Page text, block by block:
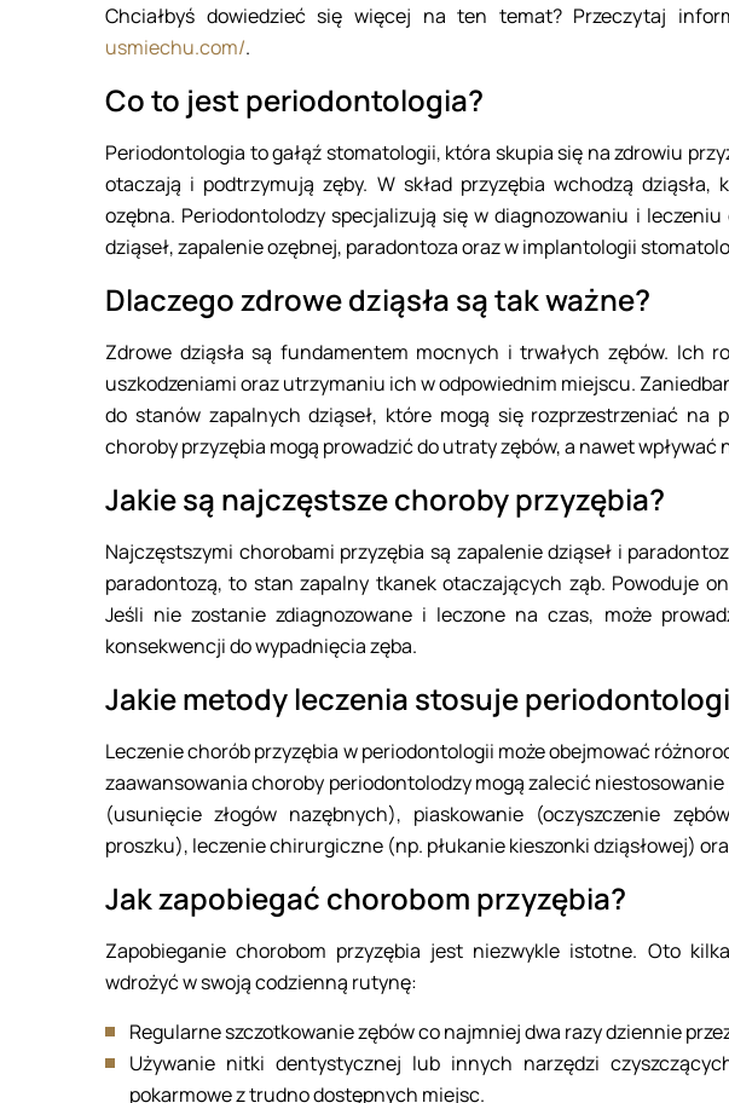
Chciałbyś dowiedzieć się więcej na ten temat? Przeczytaj
usmiechu.com/.
Co to jest periodontologia?
Periodontologia to gałąź stomatologii, która skupia się na zdrowiu
otaczają i podtrzymują zęby. W skład przyzębia wchodzą
ozębna. Periodontolodzy specjalizują się w diagnozowaniu i
dziąseł, zapalenie ozębnej, paradontoza oraz w implantologii
Dlaczego zdrowe dziąsła są tak ważne?
Zdrowe dziąsła są fundamentem mocnych i trwałych zębów. Ich
uszkodzeniami oraz utrzymaniu ich w odpowiednim miejscu.
do stanów zapalnych dziąseł, które mogą się rozprzestrzeniać na
choroby przyzębia mogą prowadzić do utraty zębów, a nawet wpływać
Jakie są najczęstsze choroby przyzębia?
Najczęstszymi chorobami przyzębia są zapalenie dziąseł i
paradontozą, to stan zapalny tkanek otaczających ząb. Powoduje
Jeśli nie zostanie zdiagnozowane i leczone na czas, może
konsekwencji do wypadnięcia zęba.
Jakie metody leczenia stosuje
Leczenie chorób przyzębia w periodontologii może obejmować
zaawansowania choroby periodontolodzy mogą zalecić
(usunięcie złogów nazębnych), piaskowanie (oczyszczenie
proszku), leczenie chirurgiczne (np. płukanie kieszonki dziąsłowej)
Jak zapobiegać chorobom przyzębia?
Zapobieganie chorobom przyzębia jest niezwykle istotne. Oto
wdrożyć w swoją codzienną rutynę:
Regularne szczotkowanie zębów co najmniej dwa razy dziennie
Używanie nitki dentystycznej lub innych narzędzi
pokarmowe z trudno dostępnych miejsc.